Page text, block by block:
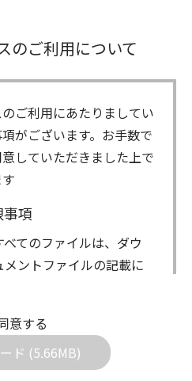
のご利用について
ご利用にあたりましてい
がございます。お手数で
していただきました上で
項
てのファイルは、ダウ
ントファイルの記載に
いません。また、ファイ
は一切行わないでくださ
意する
ド (5.66MB)